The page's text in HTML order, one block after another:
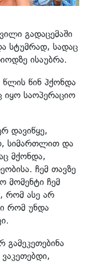
გადაცემაში
სტუმრად, სადაც
ისაუბრა.
წინ ჰქონდა
იყო საოპერაციო
დავიწყე,
სიმართლით და
მქონდა,
ჩემ თავზე
მომენტი ჩემ
რომ ასე არ
რომ უნდა
გამეკეთებინა